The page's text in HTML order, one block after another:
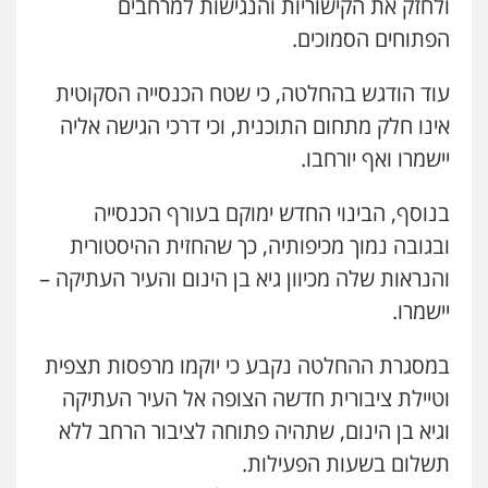
ולחזק את הקישוריות והנגישות למרחבים
הפתוחים הסמוכים.
עוד הודגש בהחלטה, כי שטח הכנסייה הסקוטית
אינו חלק מתחום התוכנית, וכי דרכי הגישה אליה
יישמרו ואף יורחבו.
בנוסף, הבינוי החדש ימוקם בעורף הכנסייה
ובגובה נמוך מכיפותיה, כך שהחזית ההיסטורית
והנראות שלה מכיוון גיא בן הינום והעיר העתיקה –
יישמרו.
במסגרת ההחלטה נקבע כי יוקמו מרפסות תצפית
וטיילת ציבורית חדשה הצופה אל העיר העתיקה
וגיא בן הינום, שתהיה פתוחה לציבור הרחב ללא
תשלום בשעות הפעילות.עו"ד ד"ר איתן פינקלשטיין